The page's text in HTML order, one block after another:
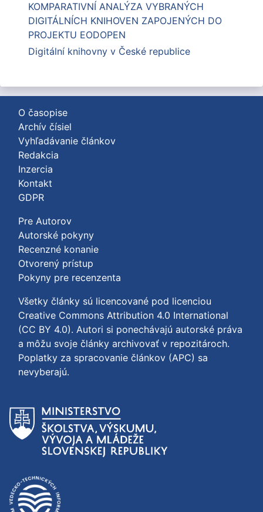
KOMPARATIVNÍ ANALÝZA VYBRANÝCH
DIGITÁLNÍCH KNIHOVEN ZAPOJENÝCH DO
PROJEKTU EODOPEN
Digitální knihovny v České republice
O časopise
Archív čísiel
Vyhľadávanie článkov
Redakcia
Inzercia
Kontakt
GDPR
Pre Autorov
Autorské pokyny
Recenzné konanie
Otvorený prístup
Pokyny pre recenzenta
Všetky články sú licencované pod licenciou
Creative Commons Attribution 4.0 International
(CC BY 4.0). Autori si ponechávajú autorské práva
a môžu svoje články archivovať v repozitároch.
Poplatky za spracovanie článkov (APC) sa
nevyberajú.